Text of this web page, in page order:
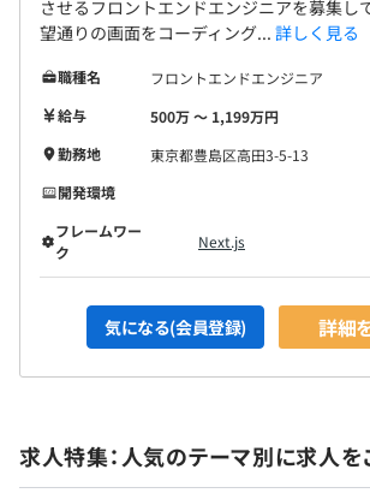
させるフロントエンドエンジニアを募集し
望通りの画面をコーディング... 詳しく見る
職種名
フロントエンドエンジニア
給与
500万 〜 1,199万円
勤務地
東京都豊島区高田3-5-13
開発環境
フレームワー
ク
Next.js
気になる(会員登録) 詳細
求人特集：人気のテーマ別に求人を